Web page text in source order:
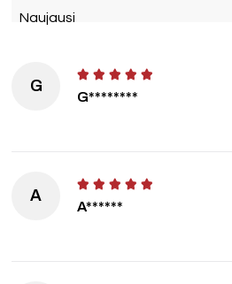
Naujausi
G
G********
A
A******